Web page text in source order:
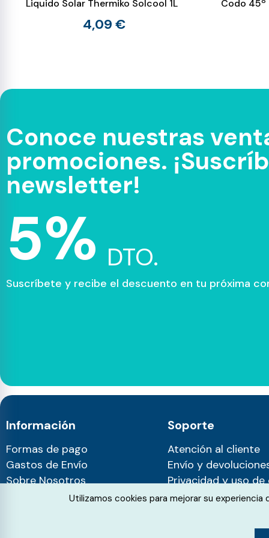
Liquido Solar Thermiko Solcool 1L
4,09 €
Codo 45º
Conoce nuestras
promociones.
newsletter!
5% DTO.
Suscríbete y recibe el descuento en tu próxima
Información
Formas de pago
Gastos de Envío
Sobre Nosotros
Soporte
Atención al cliente
Envío y
Privacidad y uso de
Cookie Consent
Utilizamos cookies para mejorar su